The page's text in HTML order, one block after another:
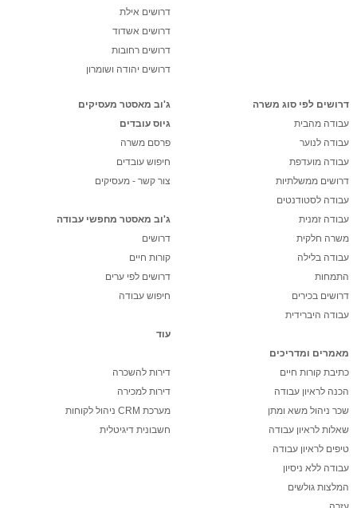
דרושים אילת
דרושים אשדוד
דרושים רחובות
דרושים יהודה ושומרון
דרושים לפי סוג משרה
עבודה מהבית
עבודה לנוער
עבודה מועדפת
דרושים ממשלתיות
עבודה לסטודנטים
עבודה זמנית
משרה חלקית
עבודה בלילה
התמחות
דרושים בכירים
עבודה היברידית
מאמרים ומדריכים
כתיבת קורות חיים
הכנה לראיון עבודה
שכר ניהול משא ומתן
שאלות לראיון עבודה
טיפים לראיון עבודה
עבודה ללא ניסיון
המלצות גולשים
ג'וב מאסטר מעסיקים
גיוס עובדים
פרסם משרה
חיפוש עובדים
צור קשר - מעסיקים
ג'וב מאסטר מחפשי עבודה
דרושים
קורות חיים
דרושים לפי ערים
חיפוש עבודה
עוד
דירות להשכרה
דירות למכירה
מערכת CRM ניהול לקוחות
חשבונית דיגיטלית